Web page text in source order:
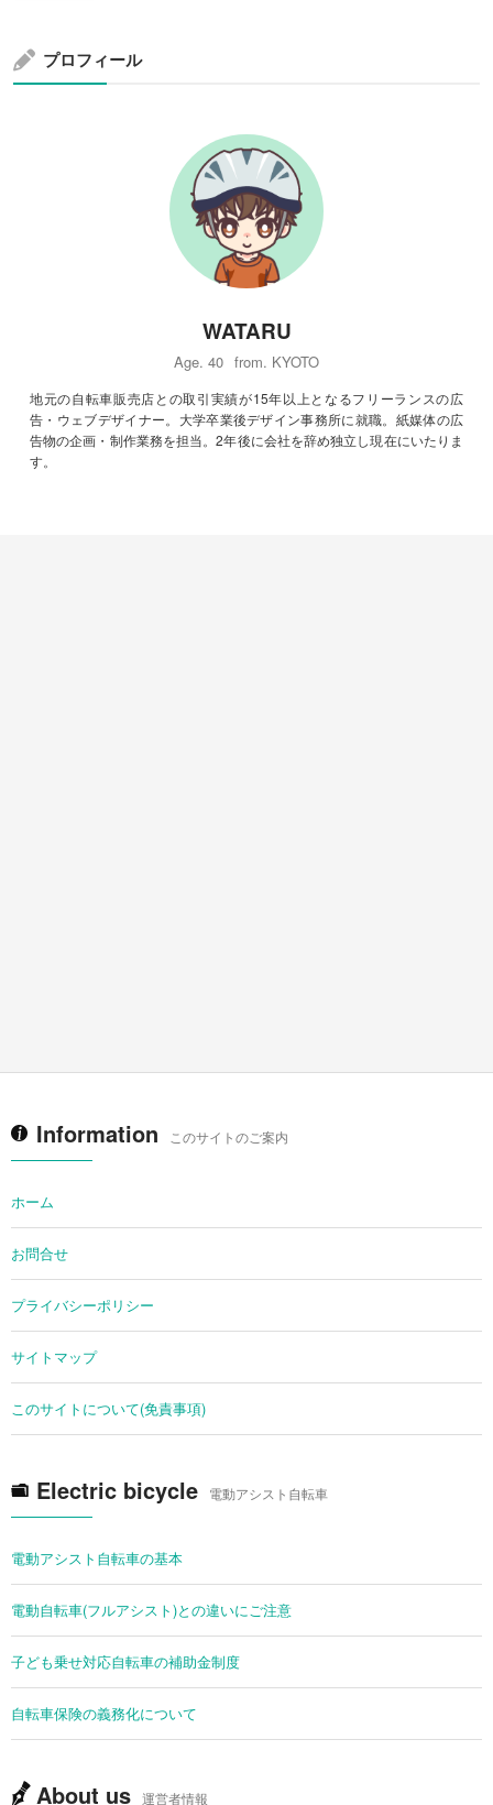
プロフィール
WATARU
Age. 40 from. KYOTO
地元の自転車販売店との取引実績が15年以上となるフリーランスの広
告・ウェブデザイナー。大学卒業後デザイン事務所に就職。紙媒体の広
告物の企画・制作業務を担当。2年後に会社を辞め独立し現在にいたりま
す。
Information このサイトのご案内
ホーム
お問合せ
プライバシーポリシー
サイトマップ
このサイトについて(免責事項)
Electric bicycle 電動アシスト自転車
電動アシスト自転車の基本
電動自転車(フルアシスト)との違いにご注意
子ども乗せ対応自転車の補助金制度
自転車保険の義務化について
About us 運営者情報